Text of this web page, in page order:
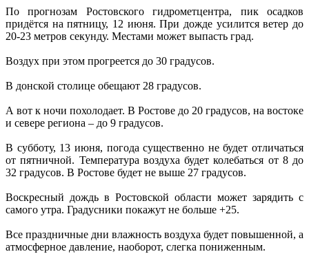
По прогнозам Ростовского гидрометцентра, пик осадков
придётся на пятницу, 12 июня. При дожде усилится ветер до
20-23 метров секунду. Местами может выпасть град.
Воздух при этом прогреется до 30 градусов.
В донской столице обещают 28 градусов.
А вот к ночи похолодает. В Ростове до 20 градусов, на востоке
и севере региона – до 9 градусов.
В субботу, 13 июня, погода существенно не будет отличаться
от пятничной. Температура воздуха будет колебаться от 8 до
32 градусов. В Ростове будет не выше 27 градусов.
Воскресный дождь в Ростовской области может зарядить с
самого утра. Градусники покажут не больше +25.
Все праздничные дни влажность воздуха будет повышенной, а
атмосферное давление, наоборот, слегка пониженным.